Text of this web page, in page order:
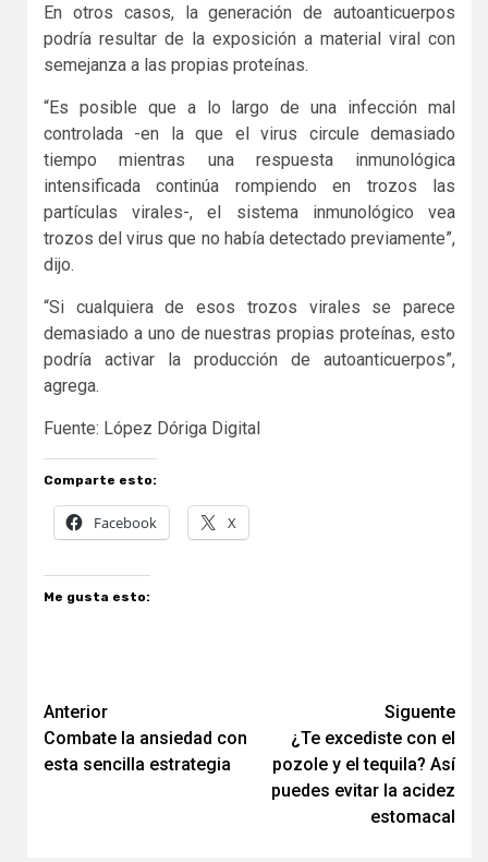
En otros casos, la generación de autoanticuerpos
podría resultar de la exposición a material viral con
semejanza a las propias proteínas.
“Es posible que a lo largo de una infección mal
controlada -en la que el virus circule demasiado
tiempo mientras una respuesta inmunológica
intensificada continúa rompiendo en trozos las
partículas virales-, el sistema inmunológico vea
trozos del virus que no había detectado previamente”,
dijo.
“Si cualquiera de esos trozos virales se parece
demasiado a uno de nuestras propias proteínas, esto
podría activar la producción de autoanticuerpos”,
agrega.
Fuente: López Dóriga Digital
Comparte esto:
Facebook X
Me gusta esto:
Navegación
de
Anterior
Combate la ansiedad con
esta sencilla estrategia
Siguente
¿Te excediste con el
pozole y el tequila? Así
puedes evitar la acidez
estomacal